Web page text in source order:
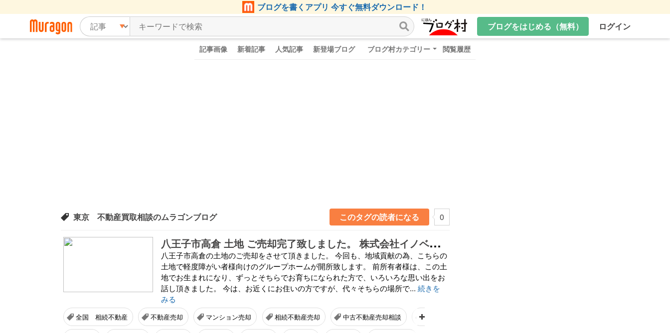
ブログを書くアプリ 今すぐ無料ダウンロード！
ブログをはじめる（無料）
ログイン
記事画像 新着記事 人気記事 新登場ブログ ブログ村カテゴリー 閲覧履歴
東京 不動産買取相談のムラゴンブログ このタグの読者になる 0
八
王子市高倉 土地 ご売却完了致しました。 株式会社イノベーションナイン 相続不動産
八王子市高倉の土地のご売却をさせて頂きました。 今回も、地域貢献の為、こちらの
土地で軽度障がい者様向けのグループホームが開所致します。 前所有者様は、この土
地でお生まれになり、ずっとそちらでお育ちになられた方で、いろいろな思い出をお
話し頂きました。 今は、お近くにお住いの方ですが、代々そちらの場所で... 続きを
みる
全国 相続不動産 不動産売却 マンション売却 相続不動産売却 中古不動産売却相談 不動産 相談